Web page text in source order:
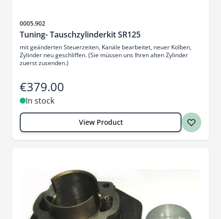
Sku
0005.902
Tuning- Tauschzylinderkit SR125
mit geänderten Steuerzeiten, Kanäle bearbeitet, neuer Kolben,
Zylinder neu geschliffen. (Sie müssen uns Ihren alten Zylinder
zuerst zusenden.)
€379.00
In stock
View Product